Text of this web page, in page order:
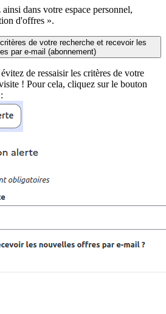
dans votre espace personnel,
d'offres ».
de votre recherche et recevoir les
par e-mail (abonnement)
de ressaisir les critères de votre
! Pour cela, cliquez sur le bouton